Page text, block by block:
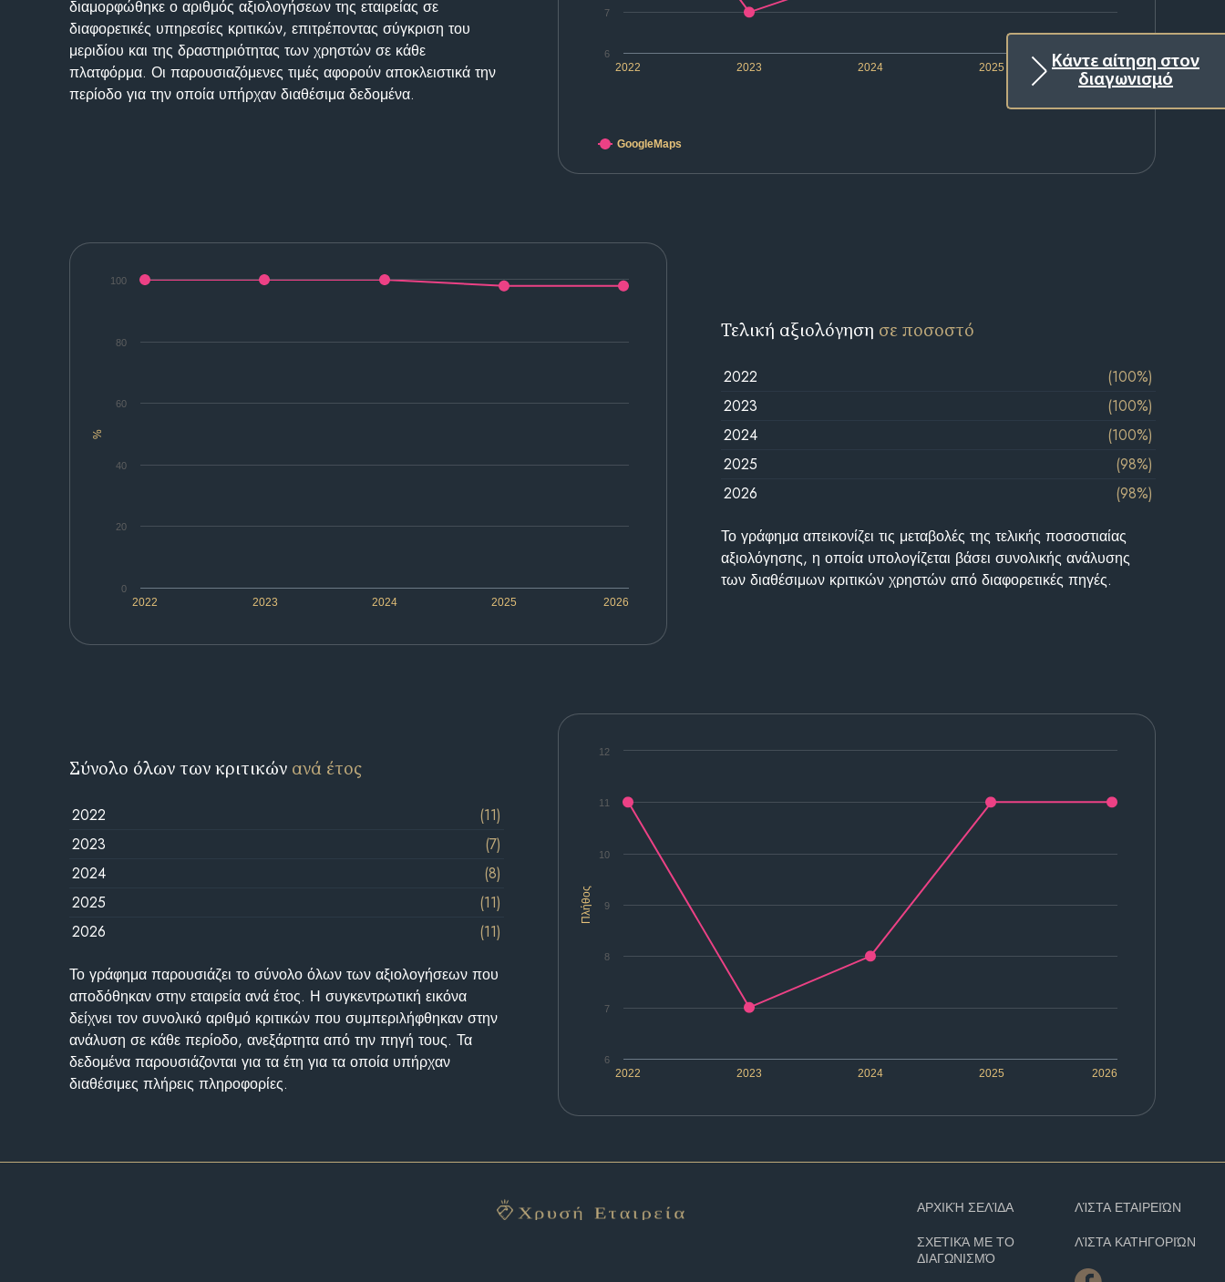
Κάντε αίτηση στον
διαγωνισμό
2022 2023 2024 2025 2026
6
7
GoogleMaps
διαμορφώθηκε ο αριθμός αξιολογήσεων της εταιρείας σε
διαφορετικές υπηρεσίες κριτικών, επιτρέποντας σύγκριση του
μεριδίου και της δραστηριότητας των χρηστών σε κάθε
πλατφόρμα. Οι παρουσιαζόμενες τιμές αφορούν αποκλειστικά την
περίοδο για την οποία υπήρχαν διαθέσιμα δεδομένα.
%
2022 2023 2024 2025 2026
0
20
40
60
80
100
Τελική αξιολόγηση σε ποσοστό
2022
(100%)
2023
(100%)
2024
(100%)
2025
(98%)
2026
(98%)
Το γράφημα απεικονίζει τις μεταβολές της τελικής ποσοστιαίας
αξιολόγησης, η οποία υπολογίζεται βάσει συνολικής ανάλυσης
των διαθέσιμων κριτικών χρηστών από διαφορετικές πηγές.
Πλήθος
2022 2023 2024 2025 2026
6
7
8
9
10
11
12
Σύνολο όλων των κριτικών ανά έτος
2022
(11)
2023
(7)
2024
(8)
2025
(11)
2026
(11)
Το γράφημα παρουσιάζει το σύνολο όλων των αξιολογήσεων που
αποδόθηκαν στην εταιρεία ανά έτος. Η συγκεντρωτική εικόνα
δείχνει τον συνολικό αριθμό κριτικών που συμπεριλήφθηκαν στην
ανάλυση σε κάθε περίοδο, ανεξάρτητα από την πηγή τους. Τα
δεδομένα παρουσιάζονται για τα έτη για τα οποία υπήρχαν
διαθέσιμες πλήρεις πληροφορίες.
ΑΡΧΙΚΉ ΣΕΛΊΔΑ
ΣΧΕΤΙΚΆ ΜΕ ΤΟ
ΔΙΑΓΩΝΙΣΜΌ
ΛΊΣΤΑ ΕΤΑΙΡΕΙΏΝ
ΛΊΣΤΑ ΚΑΤΗΓΟΡΙΏΝ